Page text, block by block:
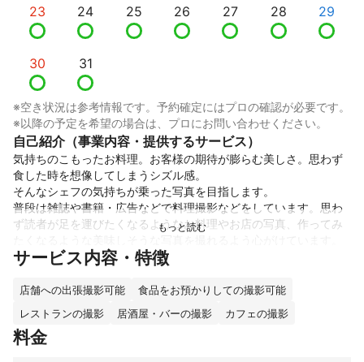
23 24 25 26 27 28 29
30 31
※空き状況は参考情報です。予約確定にはプロの確認が必要です。
※以降の予定を希望の場合は、プロにお問い合わせください。
自己紹介（事業内容・提供するサービス）
気持ちのこもったお料理。お客様の期待が膨らむ美しさ。思わず
食した時を想像してしまうシズル感。
そんなシェフの気持ちが乗った写真を目指します。
普段は雑誌や書籍・広告などで料理撮影などをしています。思わ
ず読者が足を運びたくなるようなお料理やお店の写真、作ってみ
是非一度ご相談ください。長年培った経験と技術でお客様のお手
これまでの実績
資生堂プロフェッショナル／ニチレイ／スタージュエリー／festar
サービス内容・特徴
店舗への出張撮影可能
食品をお預かりしての撮影可能
レストランの撮影
居酒屋・バーの撮影 カフェの撮影
料金